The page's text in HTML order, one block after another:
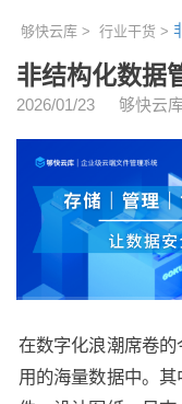
够快云库 > 行业干货 >
非结构化数据
2026/01/23 够快云
在数字化浪潮席卷
用的海量数据中。